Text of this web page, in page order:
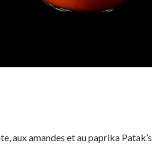
aux amandes et au paprika Patak’s